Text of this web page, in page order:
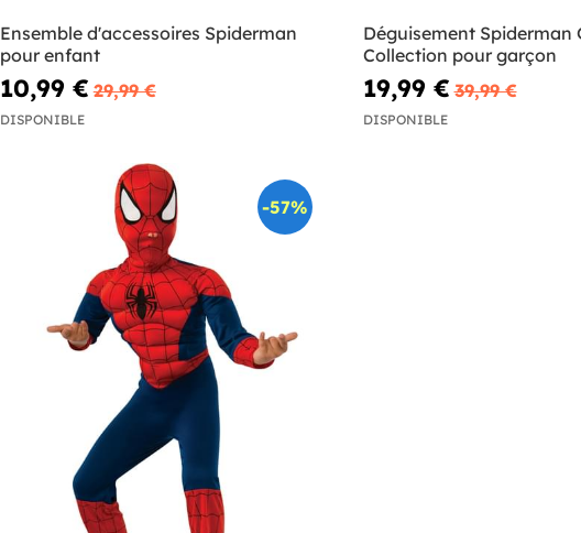
Ensemble d'accessoires Spiderman
pour enfant
10,99 € 29,99 €
DISPONIBLE
Déguisement Spiderman
Collection pour garçon
19,99 € 39,99 €
DISPONIBLE
-57%